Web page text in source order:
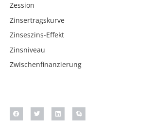
Zession
Zinsertragskurve
Zinseszins-Effekt
Zinsniveau
Zwischenfinanzierung